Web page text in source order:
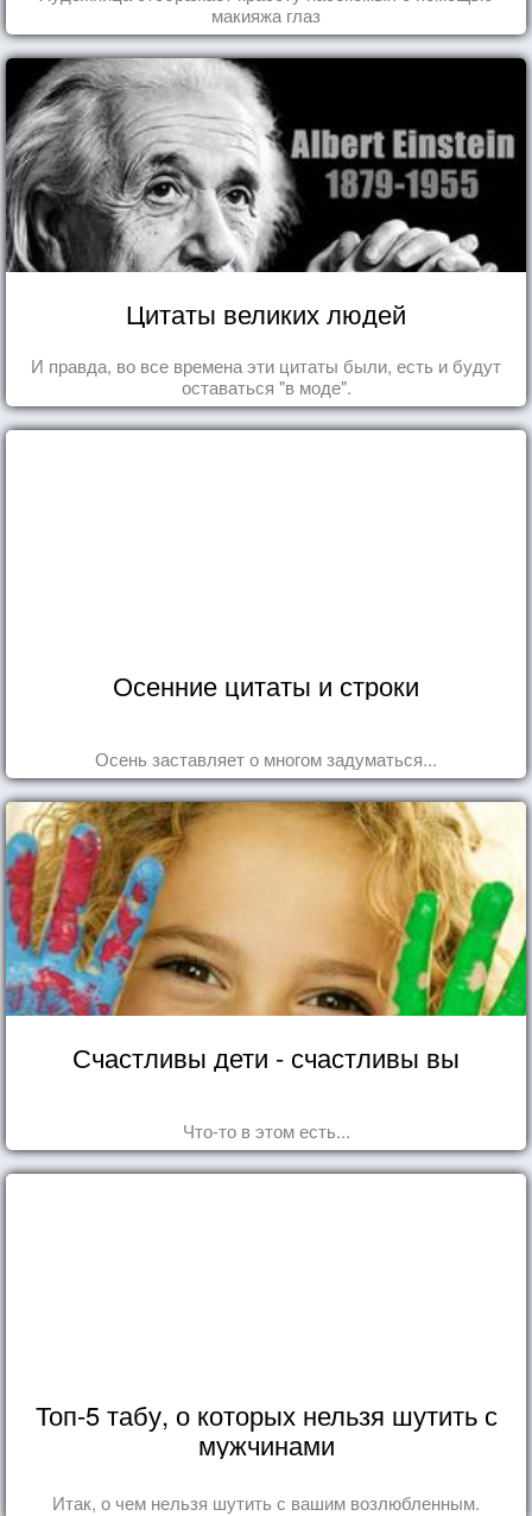
макияжа глаз
Цитаты великих людей
И правда, во все времена эти цитаты были, есть и будут
оставаться "в моде".
Осенние цитаты и строки
Осень заставляет о многом задуматься...
Счастливы дети - счастливы вы
Что-то в этом есть...
Топ-5 табу, о которых нельзя шутить с
мужчинами
Итак, о чем нельзя шутить с вашим возлюбленным.